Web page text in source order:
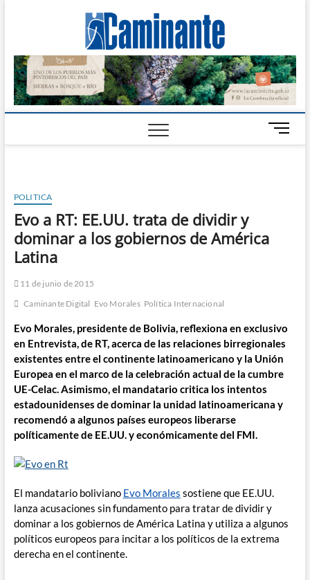
Digital
CALAMUCHITA
B
o
POLITICA
Evo a RT: EE.UU. trata de dividir y
dominar a los gobiernos de América
Latina
11 de junio de 2015
Caminante Digital Evo Morales Política Internacional
Evo Morales, presidente de Bolivia, reflexiona en exclusivo
en Entrevista, de RT, acerca de las relaciones birregionales
existentes entre el continente latinoamericano y la Unión
Europea en el marco de la celebración actual de la cumbre
UE-Celac. Asimismo, el mandatario critica los intentos
estadounidenses de dominar la unidad latinoamericana y
recomendó a algunos países europeos liberarse
políticamente de EE.UU. y económicamente del FMI.
El mandatario boliviano Evo Morales sostiene que EE.UU.
lanza acusaciones sin fundamento para tratar de dividir y
dominar a los gobiernos de América Latina y utiliza a algunos
políticos europeos para incitar a los políticos de la extrema
derecha en el continente.